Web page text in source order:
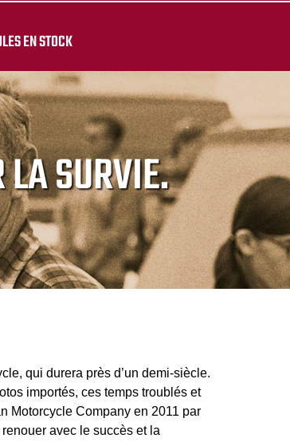
EN STOCK
LA SURVIE.
qui durera près d’un demi-siècle.
importés, ces temps troublés et
Motorcycle Company en 2011 par
avec le succès et la